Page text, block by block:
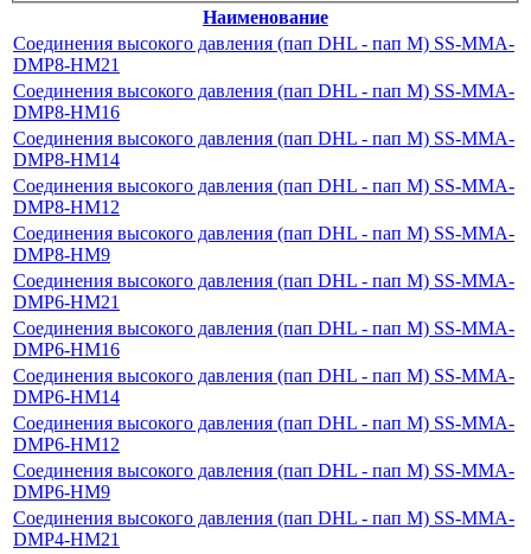
Наименование
Cоединения высокого давления (пап DHL - пап M) SS-MMA-
DMP8-HM21
Cоединения высокого давления (пап DHL - пап M) SS-MMA-
DMP8-HM16
Cоединения высокого давления (пап DHL - пап M) SS-MMA-
DMP8-HM14
Cоединения высокого давления (пап DHL - пап M) SS-MMA-
DMP8-HM12
Cоединения высокого давления (пап DHL - пап M) SS-MMA-
DMP8-HM9
Cоединения высокого давления (пап DHL - пап M) SS-MMA-
DMP6-HM21
Cоединения высокого давления (пап DHL - пап M) SS-MMA-
DMP6-HM16
Cоединения высокого давления (пап DHL - пап M) SS-MMA-
DMP6-HM14
Cоединения высокого давления (пап DHL - пап M) SS-MMA-
DMP6-HM12
Cоединения высокого давления (пап DHL - пап M) SS-MMA-
DMP6-HM9
Cоединения высокого давления (пап DHL - пап M) SS-MMA-
DMP4-HM21